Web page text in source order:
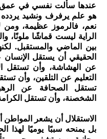
عندها سألت نفسي في عمق
هو علم يرفرف ونشيد
نعم، فالرموز عظيمة، ومن
الراية ليست قماشًا ملونًا،
بين الماضي والمستقبل.
الحقيقي أن يستقل
عن الهشاشة، وأن تستقل
التعليم عن التلقين، وأن
تستقل الصحافة عن
الشخصنة، وأن تستقل
الاستقلال أن يشعر
بل يمنحه سببًا يوميًا